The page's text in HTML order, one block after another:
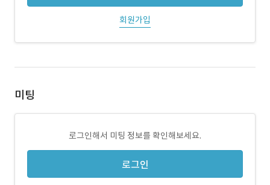
회원가입
미팅
로그인해서 미팅 정보를 확인해보세요.
로그인